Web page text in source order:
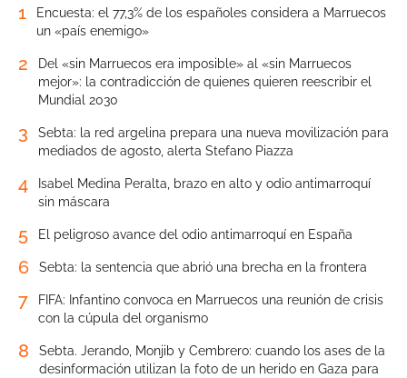
1
Encuesta: el 77,3% de los españoles considera a Marruecos
un «país enemigo»
2
Del «sin Marruecos era imposible» al «sin Marruecos
mejor»: la contradicción de quienes quieren reescribir el
Mundial 2030
3
Sebta: la red argelina prepara una nueva movilización para
mediados de agosto, alerta Stefano Piazza
4
Isabel Medina Peralta, brazo en alto y odio antimarroquí
sin máscara
5 El peligroso avance del odio antimarroquí en España
6 Sebta: la sentencia que abrió una brecha en la frontera
7
FIFA: Infantino convoca en Marruecos una reunión de crisis
con la cúpula del organismo
8
Sebta. Jerando, Monjib y Cembrero: cuando los ases de la
desinformación utilizan la foto de un herido en Gaza para